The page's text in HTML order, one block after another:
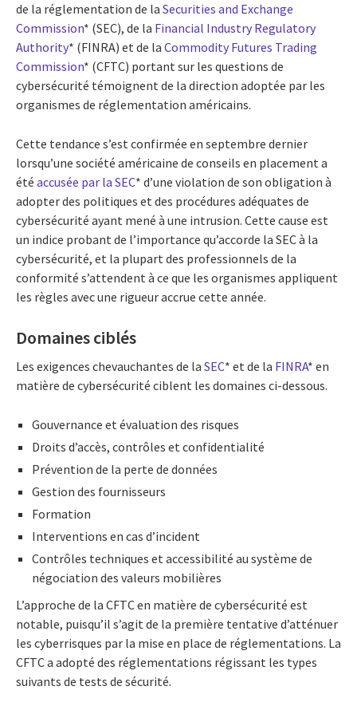
de la réglementation de la Securities and Exchange
Commission* (SEC), de la Financial Industry Regulatory
Authority* (FINRA) et de la Commodity Futures Trading
Commission* (CFTC) portant sur les questions de
cybersécurité témoignent de la direction adoptée par les
organismes de réglementation américains.
Cette tendance s’est confirmée en septembre dernier
lorsqu’une société américaine de conseils en placement a
été accusée par la SEC* d’une violation de son obligation à
adopter des politiques et des procédures adéquates de
cybersécurité ayant mené à une intrusion. Cette cause est
un indice probant de l’importance qu’accorde la SEC à la
cybersécurité, et la plupart des professionnels de la
conformité s’attendent à ce que les organismes appliquent
les règles avec une rigueur accrue cette année.
Domaines ciblés
Les exigences chevauchantes de la SEC* et de la FINRA* en
matière de cybersécurité ciblent les domaines ci-dessous.
Gouvernance et évaluation des risques
Droits d’accès, contrôles et confidentialité
Prévention de la perte de données
Gestion des fournisseurs
Formation
Interventions en cas d’incident
Contrôles techniques et accessibilité au système de
négociation des valeurs mobilières
L’approche de la CFTC en matière de cybersécurité est
notable, puisqu’il s’agit de la première tentative d’atténuer
les cyberrisques par la mise en place de réglementations. La
CFTC a adopté des réglementations régissant les types
suivants de tests de sécurité.